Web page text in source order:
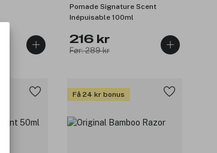
Pomade Signature Scent
Inépuisable 100ml
216 kr
Før: 289 kr
Få 24 kr bonus